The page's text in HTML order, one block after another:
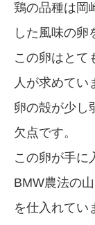
鶏の品種は岡
した風味の卵
この卵はとて
人が求めてい
卵の殻が少し
欠点です。
この卵が手に
BMW農法の
を仕入れてい